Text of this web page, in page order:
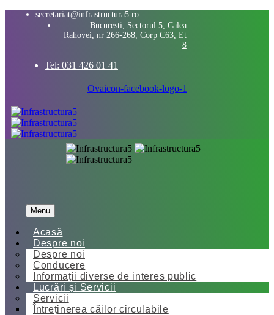
secretariat@infrastructura5.ro
Bucuresti, Sectorul 5, Calea
Rahovei, nr 266-268, Corp C63, Et
8
Tel: 031 426 01 41
Ovaicon-facebook-logo-1
Menu
Acasă
Despre noi
Despre noi
Conducere
Informații diverse de interes public
Lucrări și Servicii
Servicii
Întreținerea căilor circulabile